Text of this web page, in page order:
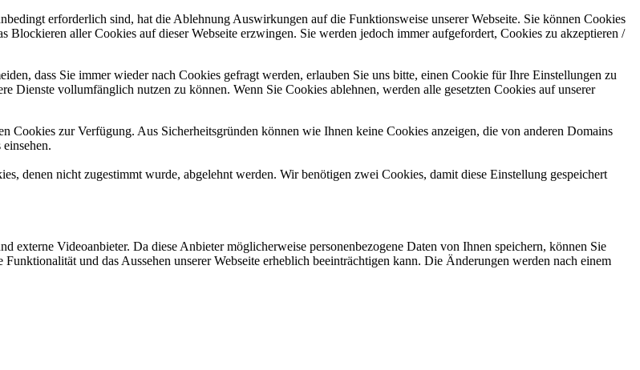
erforderlich sind, hat die Ablehnung Auswirkungen auf die Funktionsweise unserer Webseite. Sie können Cookies
aller Cookies auf dieser Webseite erzwingen. Sie werden jedoch immer aufgefordert, Cookies zu akzeptieren /
dass Sie immer wieder nach Cookies gefragt werden, erlauben Sie uns bitte, einen Cookie für Ihre Einstellungen zu
Dienste vollumfänglich nutzen zu können. Wenn Sie Cookies ablehnen, werden alle gesetzten Cookies auf unserer
Cookies zur Verfügung. Aus Sicherheitsgründen können wie Ihnen keine Cookies anzeigen, die von anderen Domains
denen nicht zugestimmt wurde, abgelehnt werden. Wir benötigen zwei Cookies, damit diese Einstellung gespeichert
externe Videoanbieter. Da diese Anbieter möglicherweise personenbezogene Daten von Ihnen speichern, können Sie
und das Aussehen unserer Webseite erheblich beeinträchtigen kann. Die Änderungen werden nach einem